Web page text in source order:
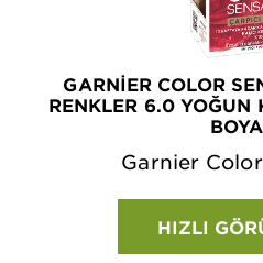
GARNIER COLOR
RENKLER 6.0 YOĞUN
Garnier
HIZLI